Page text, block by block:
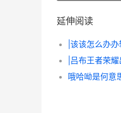
延伸阅读
|吕布王者荣
哦哈呦是何意